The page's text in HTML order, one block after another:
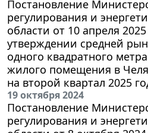
Постановление
регулирования и
области от 10 апреля
утверждении средней
одного квадратного
жилого помещения в
на второй квартал 2025
19 октября 2024
Постановление
регулирования и